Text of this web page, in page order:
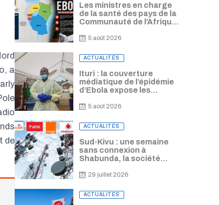
a
de
Les ministres en charge
de la santé des pays de la
Communauté de l’Afrique
d’harmoniser leur
d’Ebola
5 août 2026
ACTUALITÉS
Ituri : la couverture
médiatique de l’épidémie
d’Ebola expose les
contamination, alerte
Posted
5 août 2026
ACTUALITÉS
Sud-Kivu : une semaine
sans connexion à
Shabunda, la société
lourdes conséquences
Posted
29 juillet 2026
ACTUALITÉS
Posted